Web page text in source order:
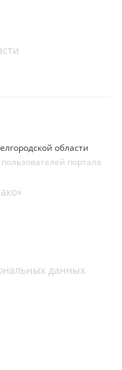
области
портала
данных